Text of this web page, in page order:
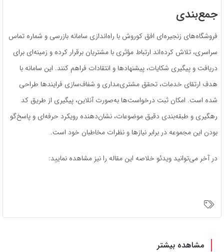
جمع‌بندی
فروشگاه‌های زنجیره‌ای افق کوروش با راه‌اندازی سامانه بازرسی و شماره تماس
سراسری، تلاش کرده‌اند ارتباط مؤثری با مشتریان برقرار کرده و زمینه‌ای برای
دریافت و پیگیری شکایات، پیشنهادها و انتقادات فراهم کنند. این سامانه با
هدف ارتقای خدمات، تحقق مشتری‌مداری و شفاف‌سازی فرایندها طراحی
شده است. امکان ثبت درخواست‌ها به‌صورت آنلاین، پیگیری از طریق کد
رهگیری و طبقه‌بندی دقیق موضوعات، نشان‌دهنده رویکرد حرفه‌ای و پاسخ‌گو
بودن این مجموعه در برابر نیازها و نظرات مخاطبان خود است.
در آخر می‌توانید ویدئو خلاصه این مقاله را نیز مشاهده نمایید:
مشاهده بیشتر